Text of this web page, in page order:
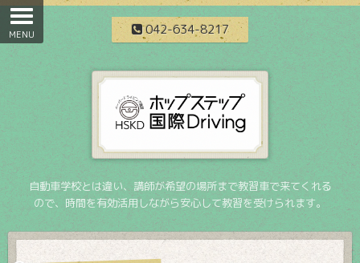
042-634-8217
自動車学校とは違い、講師が希望の場所まで教習車で来てくれる
ので、時間を有効活用しながら安心して教習を受けられます。